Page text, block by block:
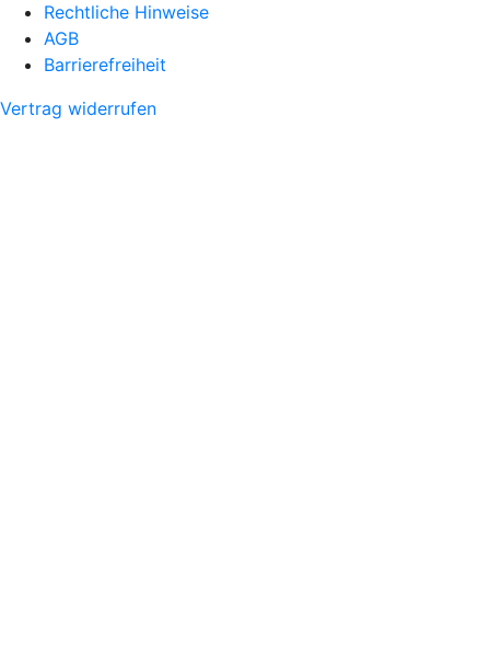
Rechtliche Hinweise
AGB
Barrierefreiheit
Vertrag widerrufen